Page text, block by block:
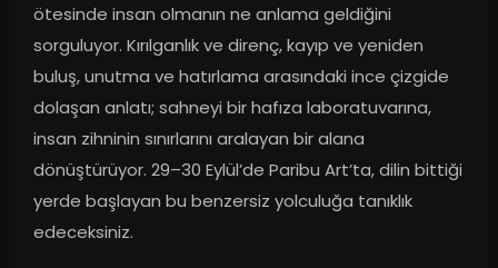
ötesinde insan olmanın ne anlama geldiğini
sorguluyor. Kırılganlık ve direnç, kayıp ve yeniden
buluş, unutma ve hatırlama arasındaki ince çizgide
dolaşan anlatı; sahneyi bir hafıza laboratuvarına,
insan zihninin sınırlarını aralayan bir alana
dönüştürüyor. 29–30 Eylül’de Paribu Art’ta, dilin bittiği
yerde başlayan bu benzersiz yolculuğa tanıklık
edeceksiniz.